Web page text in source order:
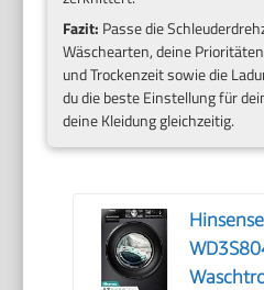
Fazit: Passe die
Wäschearten, deine
und Trockenzeit sowie die
du die beste Einstellung für
deine Kleidung gleichzeitig.
Hinsense